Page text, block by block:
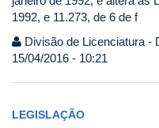
1992, e 11.273, de 6 de f
Divisão de Licenciatura -
15/04/2016 - 10:21
LEGISLAÇÃO